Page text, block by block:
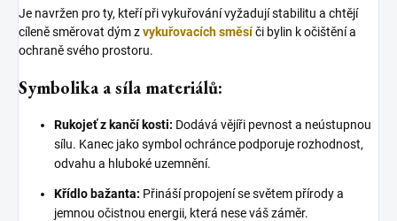
Je navržen pro ty, kteří při vykuřování vyžadují stabilitu a chtějí
cíleně směrovat dým zvykuřovacích směsíči bylin k očištění a
ochraně svého prostoru.
Symbolika a síla materiálů:
Rukojeť z kančí kosti: Dodává vějíři pevnost a neústupnou
sílu. Kanec jako symbol ochránce podporuje rozhodnost,
odvahu a hluboké uzemnění.
Křídlo bažanta: Přináší propojení se světem přírody a
jemnou očistnou energii, která nese váš záměr.